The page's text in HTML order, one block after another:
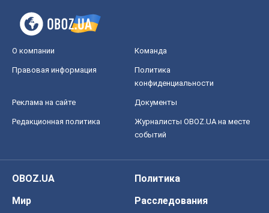
О компании Команда
Правовая информация
Политика
конфиденциальности
Реклама на сайте Документы
Редакционная политика
Журналисты OBOZ.UA на месте
событий
OBOZ.UA
Политика
Мир
Расследования